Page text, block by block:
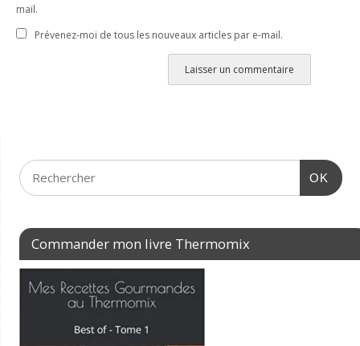
mail.
Prévenez-moi de tous les nouveaux articles par e-mail.
OK
Commander mon livre Thermomix